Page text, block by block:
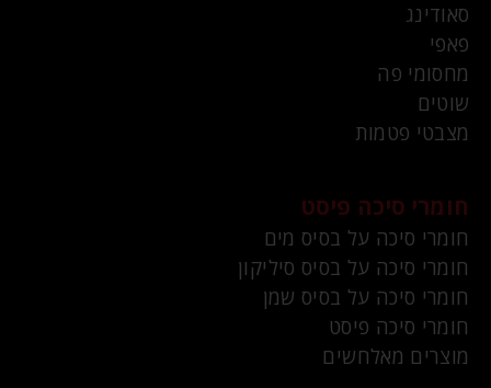
סאודינג
פאפי
מחסומי פה
שוטים
מצבטי פטמות
חומרי סיכה פיסט
חומרי סיכה על בסיס מים
חומרי סיכה על בסיס סיליקון
חומרי סיכה על בסיס שמן
חומרי סיכה פיסט
מוצרים מאלחשים